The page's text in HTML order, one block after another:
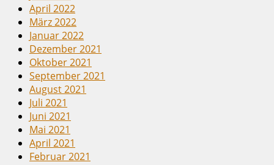
April 2022
März 2022
Januar 2022
Dezember 2021
Oktober 2021
September 2021
August 2021
Juli 2021
Juni 2021
Mai 2021
April 2021
Februar 2021